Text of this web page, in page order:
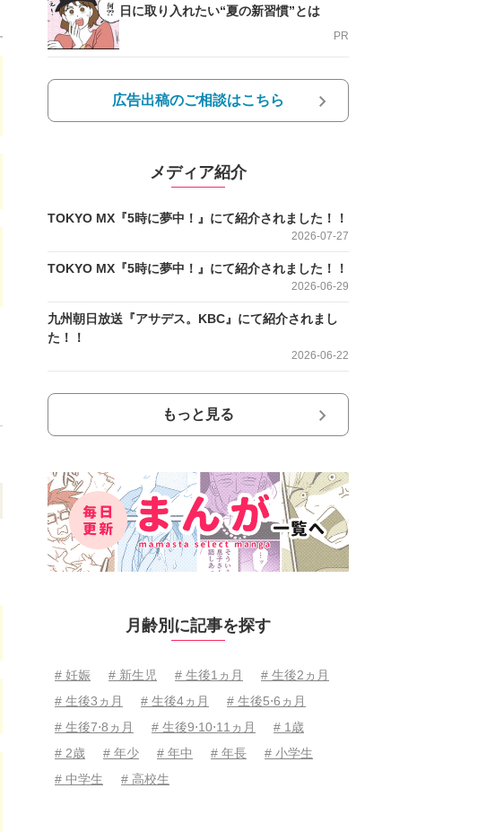
日に取り入れたい“夏の新習慣”とは
PR
広告出稿のご相談はこちら
メディア紹介
TOKYO MX『5時に夢中！』にて紹介されました！！
2026-07-27
TOKYO MX『5時に夢中！』にて紹介されました！！
2026-06-29
九州朝日放送『アサデス。KBC』にて紹介されまし
た！！
2026-06-22
もっと見る
月齢別に記事を探す
# 妊娠 # 新生児 # 生後1ヵ月
# 生後2ヵ月
# 生後3ヵ月
# 生後4ヵ月
# 生後5⋅6ヵ月
# 生後7⋅8ヵ月
# 生後9⋅10⋅11ヵ月
# 1歳
# 2歳
# 年少 # 年中 # 年長
# 小学生
# 中学生
# 高校生